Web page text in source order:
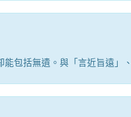
包括無遺。與「言近旨遠」